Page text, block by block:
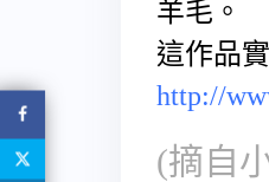
羊毛。
這作品
http://
(摘自